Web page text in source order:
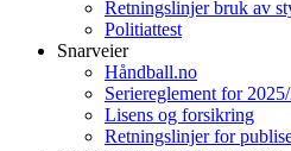
Retningslinjer bruk av
Politiattest
Snarveier
Håndball.no
Seriereglement for
Lisens og forsikring
Retningslinjer for